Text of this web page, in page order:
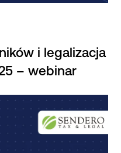
i legalizacja
– webinar